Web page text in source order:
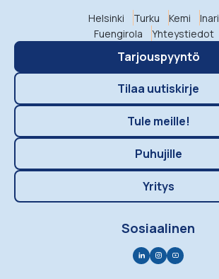
Helsinki Turku Kemi
Inari
Fuengirola
Yhteystiedot
Tarjouspyyntö
Tilaa uutiskirje
Tule meille!
Puhujille
Yritys
Sosiaalinen